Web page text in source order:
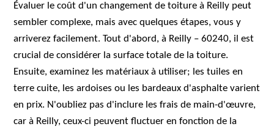
Évaluer le coût d'un changement de toiture à Reilly peut
sembler complexe, mais avec quelques étapes, vous y
arriverez facilement. Tout d'abord, à Reilly – 60240, il est
crucial de considérer la surface totale de la toiture.
Ensuite, examinez les matériaux à utiliser; les tuiles en
terre cuite, les ardoises ou les bardeaux d'asphalte varient
en prix. N'oubliez pas d'inclure les frais de main-d'œuvre,
car à Reilly, ceux-ci peuvent fluctuer en fonction de la